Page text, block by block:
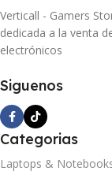
Verticall - Gamers
dedicada a la venta
electrónicos
Siguenos
Categorias
Laptops &